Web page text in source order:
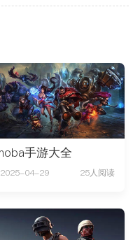
手游大全
2025-04-29 25人阅读